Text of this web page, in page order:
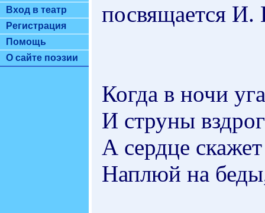
Вход в театр
Регистрация
Помощь
О сайте поэзии
посвящается И.
Когда в ночи
И струны
А сердце
Наплюй на